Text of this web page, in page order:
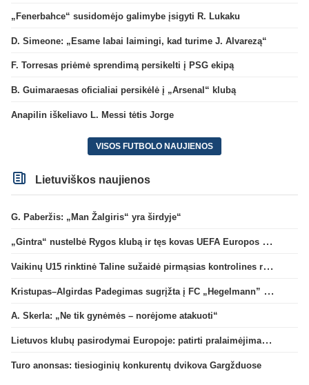
„Fenerbahce“ susidomėjo galimybe įsigyti R. Lukaku
D. Simeone: „Esame labai laimingi, kad turime J. Alvarezą“
F. Torresas priėmė sprendimą persikelti į PSG ekipą
B. Guimaraesas oficialiai persikėlė į „Arsenal“ klubą
Anapilin iškeliavo L. Messi tėtis Jorge
VISOS FUTBOLO NAUJIENOS
Lietuviškos naujienos
G. Paberžis: „Man Žalgiris“ yra širdyje“
„Gintra“ nustelbė Rygos klubą ir tęs kovas UEFA Europos taurės atrankoje
Vaikinų U15 rinktinė Taline sužaidė pirmąsias kontrolines rungtynes
Kristupas–Algirdas Padegimas sugrįžta į FC „Hegelmann” B sudėtį
A. Skerla: „Ne tik gynėmės – norėjome atakuoti“
Lietuvos klubų pasirodymai Europoje: patirti pralaimėjimai Kroatijos atstovams
Turo anonsas: tiesioginių konkurentų dvikova Gargžduose